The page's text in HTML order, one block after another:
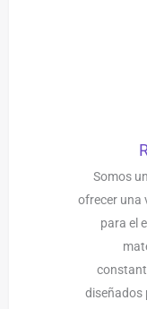
Somos
ofrecer una
para el
diseñados